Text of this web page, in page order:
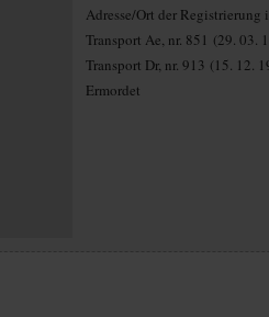
Adresse/Ort der
Transport Ae, nr. 851 (29. 03.
Transport Dr, nr. 913 (15. 12.
Ermordet